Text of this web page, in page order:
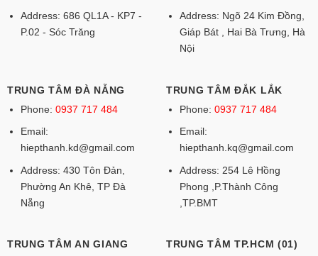
Address: 686 QL1A - KP7 -
P.02 - Sóc Trăng
Address: Ngõ 24 Kim Đồng,
Giáp Bát , Hai Bà Trưng, Hà
Nội
TRUNG TÂM ĐÀ NẴNG
Phone: 0937 717 484
Email:
hiepthanh.kd@gmail.com
Address: 430 Tôn Đản,
Phường An Khê, TP Đà
Nẵng
TRUNG TÂM ĐẮK LẮK
Phone: 0937 717 484
Email:
hiepthanh.kq@gmail.com
Address: 254 Lê Hồng
Phong ,P.Thành Công
,TP.BMT
TRUNG TÂM AN GIANG TRUNG TÂM TP.HCM (01)